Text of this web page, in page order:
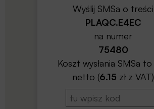
Wyślij SMSa o treści
PLAQC.E4EC
na numer
75480
Koszt wysłania SMSa to
netto (6.15 zł z VAT)